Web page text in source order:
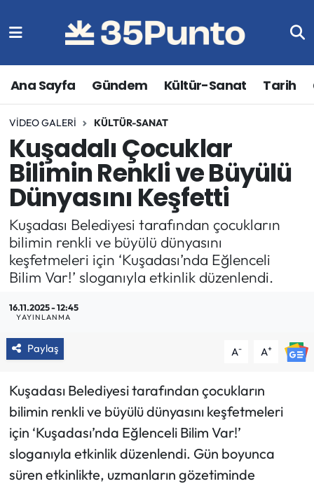
Ana Sayfa Gündem Kültür-Sanat Tarih
VIDEO GALERI KÜLTÜR-SANAT
Kuşadalı Çocuklar
Bilimin Renkli ve Büyülü
Dünyasını Keşfetti
Kuşadası Belediyesi tarafından çocukların
bilimin renkli ve büyülü dünyasını
keşfetmeleri için ‘Kuşadası’nda Eğlenceli
Bilim Var!’ sloganıyla etkinlik düzenlendi.
16.11.2025 - 12:45
YAYINLANMA
Paylaş A- A+
Kuşadası Belediyesi tarafından çocukların
bilimin renkli ve büyülü dünyasını keşfetmeleri
için ‘Kuşadası’nda Eğlenceli Bilim Var!’
sloganıyla etkinlik düzenlendi. Gün boyunca
süren etkinlikte, uzmanların gözetiminde